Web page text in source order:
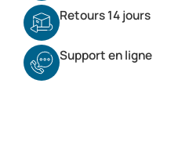
Retours 14 jours
Support en ligne